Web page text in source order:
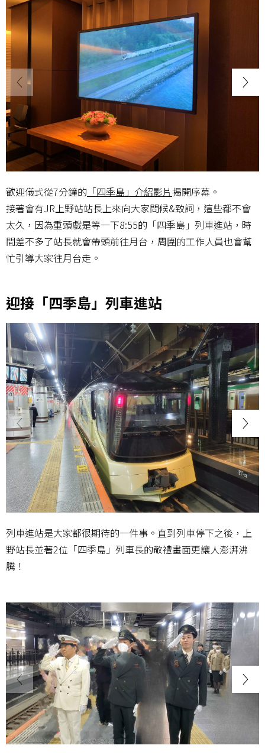
歡迎儀式從7分鐘的 「四季島」介紹影片揭開序幕。
接著會有JR上野站站長上來向大家問候&致詞，這些都不會
太久，因為重頭戲是等一下8:55的「四季島」列車進站，時
間差不多了站長就會帶頭前往月台，周圍的工作人員也會幫
忙引導大家往月台走。
迎接「四季島」列車進站
列車進站是大家都很期待的一件事。直到列車停下之後，上
野站長並著2位「四季島」列車長的敬禮畫面更讓人澎湃沸
騰！